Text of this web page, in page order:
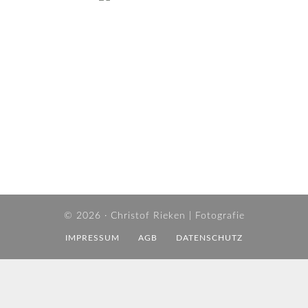
© 2026 · Christof Rieken | Fotografie
IMPRESSUM AGB DATENSCHUTZ